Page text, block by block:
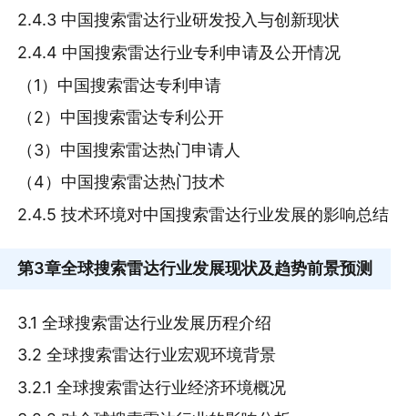
2.4.3 中国搜索雷达行业研发投入与创新现状
2.4.4 中国搜索雷达行业专利申请及公开情况
（1）中国搜索雷达专利申请
（2）中国搜索雷达专利公开
（3）中国搜索雷达热门申请人
（4）中国搜索雷达热门技术
2.4.5 技术环境对中国搜索雷达行业发展的影响总结
第3章全球搜索雷达行业发展现状及趋势前景预测
3.1 全球搜索雷达行业发展历程介绍
3.2 全球搜索雷达行业宏观环境背景
3.2.1 全球搜索雷达行业经济环境概况